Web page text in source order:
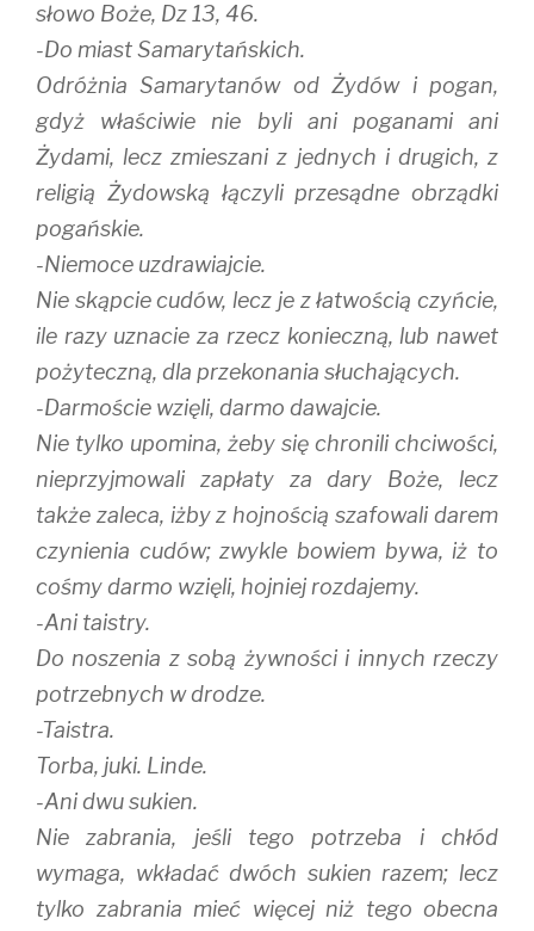
słowo Boże, Dz 13, 46.
-Do miast Samarytańskich.
Odróżnia Samarytanów od Żydów i pogan,
gdyż właściwie nie byli ani poganami ani
Żydami, lecz zmieszani z jednych i drugich, z
religią Żydowską łączyli przesądne obrządki
pogańskie.
-Niemoce uzdrawiajcie.
Nie skąpcie cudów, lecz je z łatwością czyńcie,
ile razy uznacie za rzecz konieczną, lub nawet
pożyteczną, dla przekonania słuchających.
-Darmoście wzięli, darmo dawajcie.
Nie tylko upomina, żeby się chronili chciwości,
nieprzyjmowali zapłaty za dary Boże, lecz
także zaleca, iżby z hojnością szafowali darem
czynienia cudów; zwykle bowiem bywa, iż to
cośmy darmo wzięli, hojniej rozdajemy.
-Ani taistry.
Do noszenia z sobą żywności i innych rzeczy
potrzebnych w drodze.
-Taistra.
Torba, juki. Linde.
-Ani dwu sukien.
Nie zabrania, jeśli tego potrzeba i chłód
wymaga, wkładać dwóch sukien razem; lecz
tylko zabrania mieć więcej niż tego obecna